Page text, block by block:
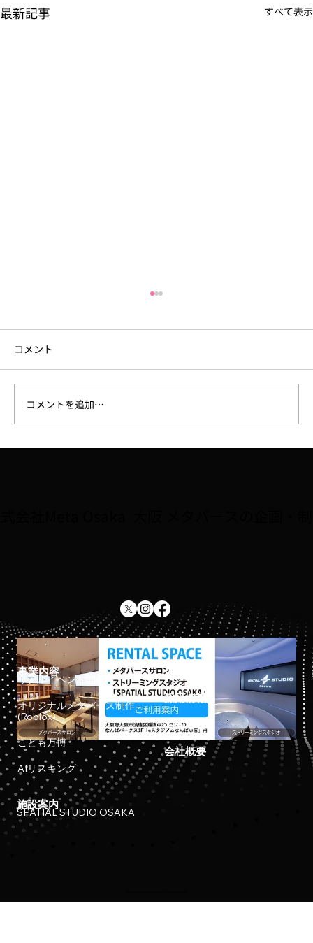
最新記事 すべて表示
コメント
コメントを追加…
事業内容
リアルイベント開催
オリジナルメタバース制作
(Roblox)
こども万博
AIリスキング
施設案内
SPATIAL STUDIO OSAKA
ホーム
採用情報
お知らせ
会社概要